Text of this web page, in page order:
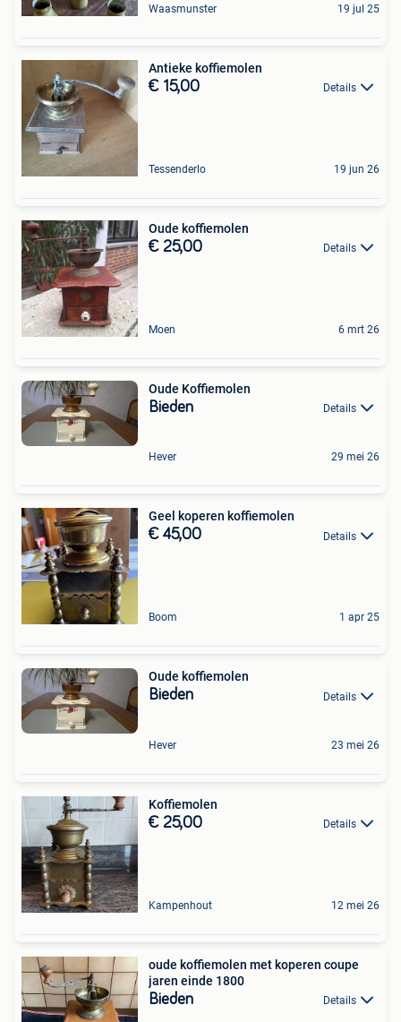
Waasmunster 19 jul 25
Antieke koffiemolen
€ 15,00 Details
Tessenderlo 19 jun 26
Oude koffiemolen
€ 25,00 Details
Moen 6 mrt 26
Oude Koffiemolen
Bieden Details
Hever 29 mei 26
Geel koperen koffiemolen
€ 45,00 Details
Boom 1 apr 25
Oude koffiemolen
Bieden Details
Hever 23 mei 26
Koffiemolen
€ 25,00 Details
Kampenhout 12 mei 26
oude koffiemolen met koperen coupe
jaren einde 1800
Bieden Details